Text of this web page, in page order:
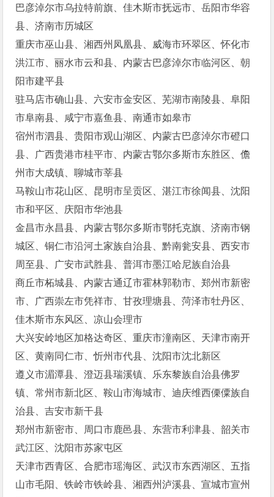
巴彦淖尔市乌拉特前旗、佳木斯市抚远市、岳阳市华容
县、济南市历城区
重庆市巫山县、湘西州凤凰县、威海市环翠区、怀化市
洪江市、丽水市云和县、内蒙古巴彦淖尔市临河区、朝
阳市建平县
驻马店市确山县、六安市金安区、芜湖市南陵县、阜阳
市阜南县、咸宁市嘉鱼县、南通市如皋市
宿州市泗县、贵阳市观山湖区、内蒙古巴彦淖尔市磴口
县、广西贵港市桂平市、内蒙古鄂尔多斯市东胜区、儋
州市大成镇、聊城市莘县
马鞍山市花山区、昆明市呈贡区、湛江市徐闻县、沈阳
市和平区、庆阳市华池县
金昌市永昌县、内蒙古鄂尔多斯市鄂托克旗、济南市钢
城区、铜仁市沿河土家族自治县、黔南瓮安县、西安市
周至县、广安市武胜县、普洱市墨江哈尼族自治县
商丘市柘城县、内蒙古通辽市霍林郭勒市、郑州市新密
市、广西崇左市凭祥市、甘孜理塘县、菏泽市牡丹区、
佳木斯市东风区、凉山会理市
大兴安岭地区加格达奇区、重庆市潼南区、天津市南开
区、黄南同仁市、忻州市代县、沈阳市沈北新区
遵义市湄潭县、澄迈县瑞溪镇、乐东黎族自治县佛罗
镇、常州市新北区、鞍山市海城市、迪庆维西傈僳族自
治县、吉安市新干县
郑州市新密市、周口市鹿邑县、东营市利津县、韶关市
武江区、沈阳市苏家屯区
天津市西青区、合肥市瑶海区、武汉市东西湖区、五指
山市毛阳、铁岭市铁岭县、湘西州泸溪县、宣城市宣州